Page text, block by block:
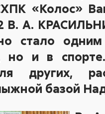
«Колос»
В. А.
стало
но и в
других,
базой